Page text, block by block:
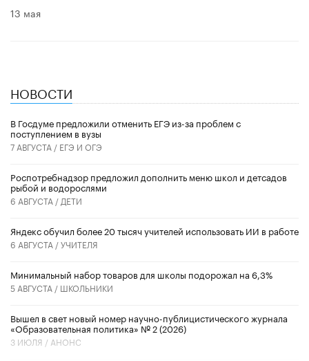
13 мая
НОВОСТИ
В Госдуме предложили отменить ЕГЭ из-за проблем с
поступлением в вузы
7 АВГУСТА / ЕГЭ И ОГЭ
Роспотребнадзор предложил дополнить меню школ и детсадов
рыбой и водорослями
6 АВГУСТА / ДЕТИ
​Яндекс обучил более 20 тысяч учителей использовать ИИ в работе
6 АВГУСТА /УЧИТЕЛЯ
Минимальный набор товаров для школы подорожал на 6,3%
5 АВГУСТА / ШКОЛЬНИКИ
Вышел в свет новый номер научно-публицистического журнала
«Образовательная политика» № 2 (2026)
3 ИЮЛЯ / АНОНС